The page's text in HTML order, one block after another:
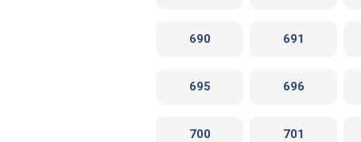
690 691
695 696
700 701